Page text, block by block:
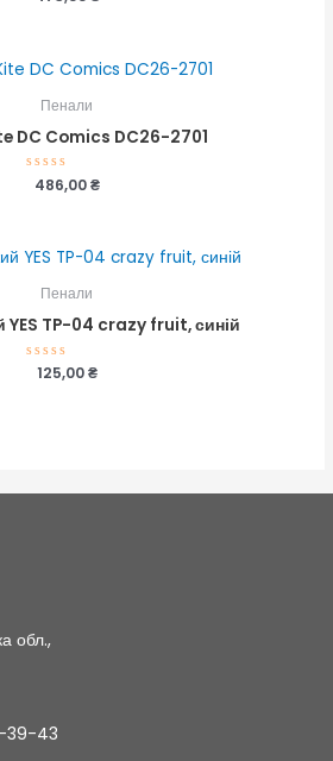
Пенали
DC Comics DC26-2701
Оцінено
486,00₴
Пенали
YES TP-04 crazy fruit, синій
Оцінено
125,00₴
обл.,
39-43